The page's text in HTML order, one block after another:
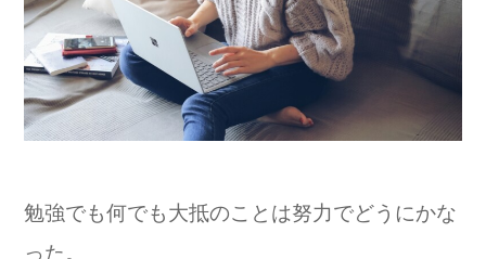
勉強でも何でも大抵のことは努力でどうにかな
った。